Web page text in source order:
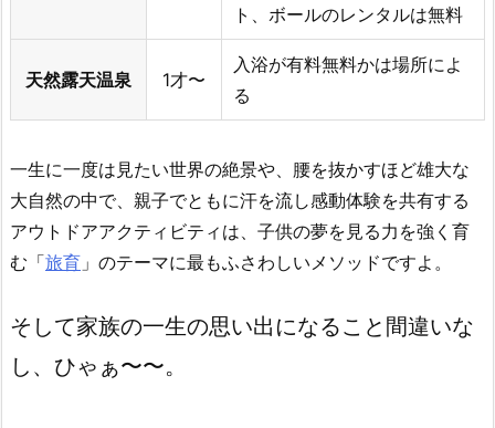
ト、ボールのレンタルは無料
天然露天温泉 1才〜
入浴が有料無料かは場所によ
る
一生に一度は見たい世界の絶景や、腰を抜かすほど雄大な
大自然の中で、親子でともに汗を流し感動体験を共有する
アウトドアアクティビティは、子供の夢を見る力を強く育
む「旅育 」のテーマに最もふさわしいメソッドですよ。
そして家族の一生の思い出になること間違いな
し、ひゃぁ〜〜。